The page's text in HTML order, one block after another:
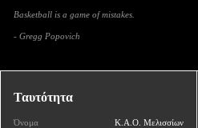
Basketball is a game of mistakes.
- Gregg Popovich
Ταυτότητα
Όνομα Κ.Α.Ο. Μελισσίων